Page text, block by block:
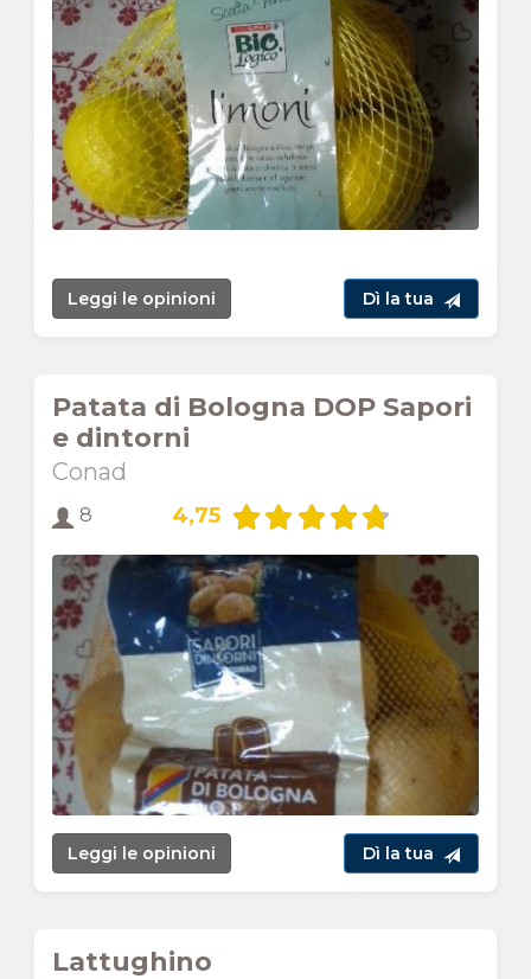
Leggi le opinioni Dì la tua
Patata di Bologna DOP Sapori
e dintorni
Conad
8 4,75
Leggi le opinioni Dì la tua
Lattughino